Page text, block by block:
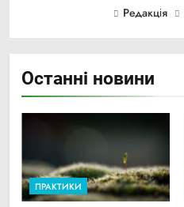
Редакція
Останні новини
ПРАКТИКИ